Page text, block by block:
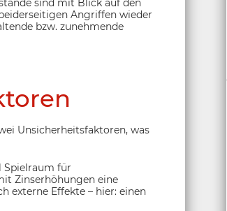
sind mit Blick auf den
Angriffen wieder
bzw. zunehmende
Unsicherheitsfaktoren, was
Spielraum für
Zinserhöhungen eine
externe Effekte – hier: einen